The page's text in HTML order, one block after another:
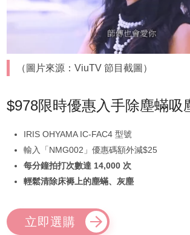
（圖片來源：ViuTV 節目截圖）
$978限時優惠入手除塵蟎吸
IRIS OHYAMA IC-FAC4 型號
輸入「NMG002」優惠碼額外減$25
每分鐘拍打次數達 14,000 次
輕鬆清除床褥上的塵蟎、灰塵
立即選購